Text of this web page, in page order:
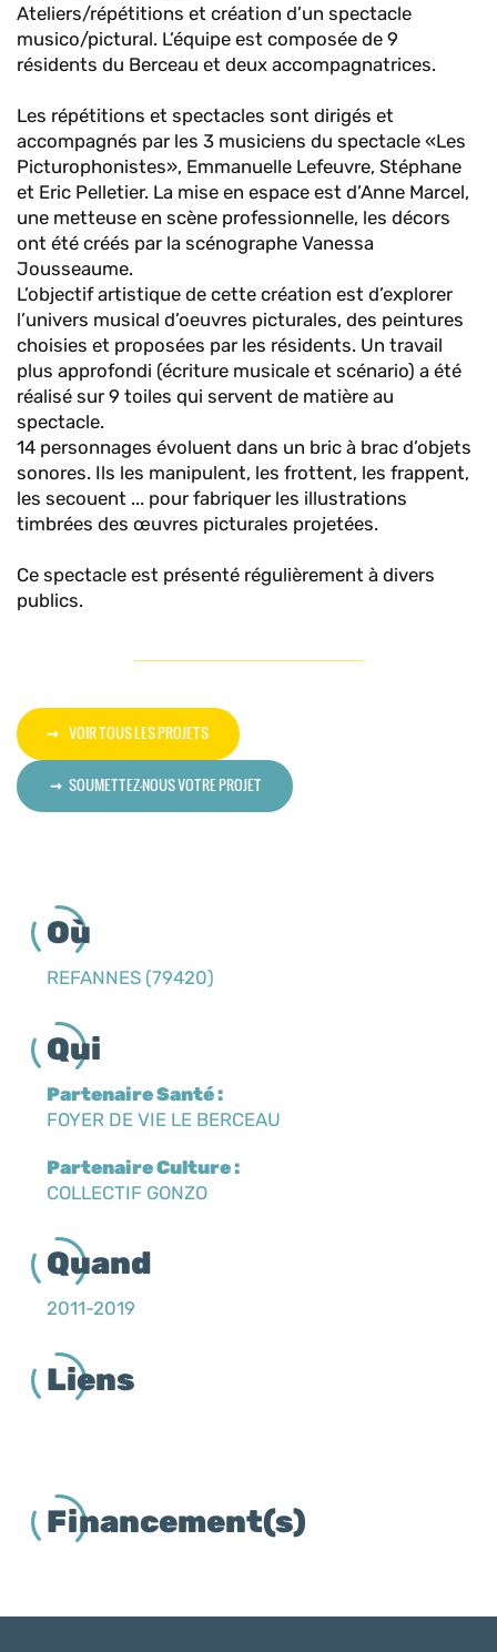
Ateliers/répétitions et création d’un spectacle
musico/pictural. L’équipe est composée de 9
résidents du Berceau et deux accompagnatrices.
Les répétitions et spectacles sont dirigés et
accompagnés par les 3 musiciens du spectacle «Les
Picturophonistes», Emmanuelle Lefeuvre, Stéphane
et Eric Pelletier. La mise en espace est d’Anne Marcel,
une metteuse en scène professionnelle, les décors
ont été créés par la scénographe Vanessa
Jousseaume.
L’objectif artistique de cette création est d’explorer
l’univers musical d’oeuvres picturales, des peintures
choisies et proposées par les résidents. Un travail
plus approfondi (écriture musicale et scénario) a été
réalisé sur 9 toiles qui servent de matière au
spectacle.
14 personnages évoluent dans un bric à brac d’objets
sonores. Ils les manipulent, les frottent, les frappent,
les secouent ... pour fabriquer les illustrations
timbrées des œuvres picturales projetées.
Ce spectacle est présenté régulièrement à divers
publics.
VOIR TOUS LES PROJETS
SOUMETTEZ-NOUS VOTRE PROJET
Où
REFANNES (79420)
Qui
Partenaire Santé :
FOYER DE VIE LE BERCEAU
Partenaire Culture :
COLLECTIF GONZO
Quand
2011-2019
Liens
Financement(s)